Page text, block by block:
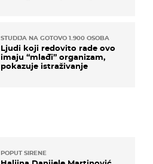
STUDIJA NA GOTOVO 1.900 OSOBA
Ljudi koji redovito rade ovo
imaju “mlađi” organizam,
pokazuje istraživanje
POPUT SIRENE